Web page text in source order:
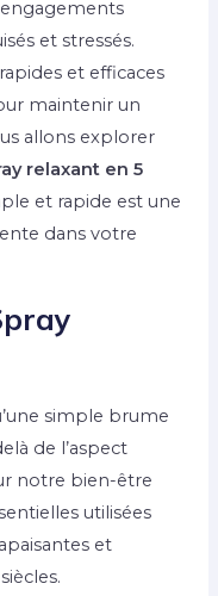
et stressés.
et efficaces
maintenir un
allons explorer
relaxant en 5
et rapide est une
dans votre
simple brume
de l’aspect
notre bien-être
utilisées
et